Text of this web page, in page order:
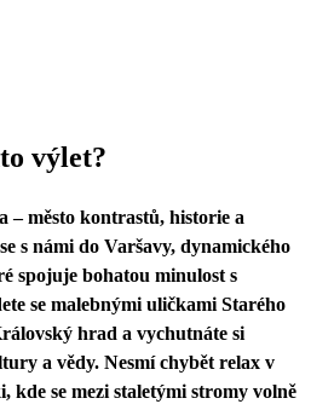
výlet?
– město kontrastů, historie a
s námi do Varšavy, dynamického
spojuje bohatou minulost s
se malebnými uličkami Starého
hrad a vychutnáte si
a vědy. Nesmí chybět relax v
se mezi staletými stromy volně